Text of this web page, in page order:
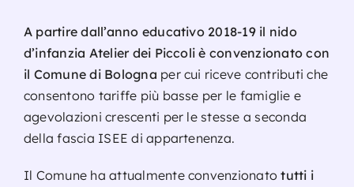
A partire dall’anno educativo 2018-19 il nido
d’infanzia Atelier dei Piccoli è convenzionato con
il Comune di Bologna per cui riceve contributi che
consentono tariffe più basse per le famiglie e
agevolazioni crescenti per le stesse a seconda
della fascia ISEE di appartenenza.
Il Comune ha attualmente convenzionatotutti i